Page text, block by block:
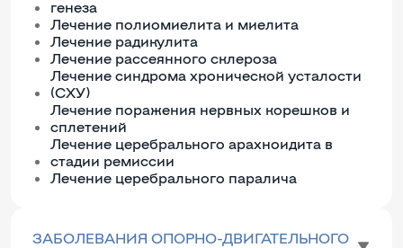
генеза
Лечение полиомиелита и миелита
Лечение радикулита
Лечение рассеянного склероза
Лечение синдрома хронической усталости
(СХУ)
Лечение поражения нервных корешков и
сплетений
Лечение церебрального арахноидита в
стадии ремиссии
Лечение церебрального паралича
ЗАБОЛЕВАНИЯ ОПОРНО-ДВИГАТЕЛЬНОГО